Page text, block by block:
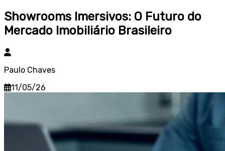
Showrooms Imersivos: O Futuro do
Mercado Imobiliário Brasileiro
Paulo Chaves
11/05/26